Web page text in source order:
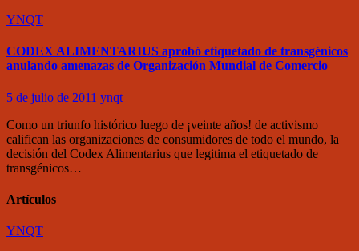
YNQT
CODEX ALIMENTARIUS aprobó etiquetado de transgénicos
anulando amenazas de Organización Mundial de Comercio
5 de julio de 2011 ynqt
Como un triunfo histórico luego de ¡veinte años! de activismo
califican las organizaciones de consumidores de todo el mundo, la
decisión del Codex Alimentarius que legitima el etiquetado de
transgénicos…
Artículos
YNQT